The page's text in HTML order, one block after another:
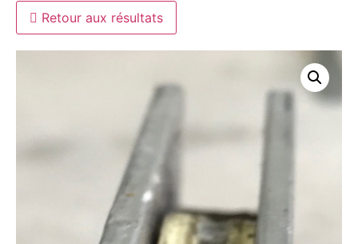
NOUS VOUS ACCUEILLONS AU
DÉPÔT UNIQUEMENT SUR
RENDEZ-VOUS.
Retour aux résultats